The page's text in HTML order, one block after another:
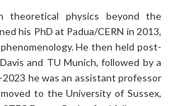
theoretical physics beyond the
his PhD at Padua/CERN in 2013,
He then held post-
and TU Munich, followed by a
he was an assistant professor
to the University of Sussex,